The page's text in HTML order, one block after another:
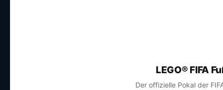
LEGO® FIFA
Der offizielle Pokal der